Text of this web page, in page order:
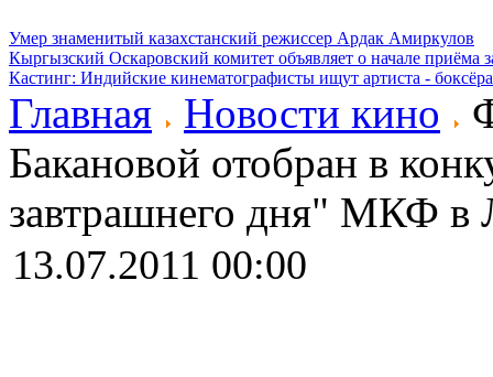
Умер знаменитый казахстанский режиссер Ардак Амиркулов
Кыргызский Оскаровский комитет объявляет о начале приёма
Кастинг: Индийские кинематографисты ищут артиста -
Главная Новости кино
Бакановой отобран в
завтрашнего дня" МКФ в
13.07.2011 00:00